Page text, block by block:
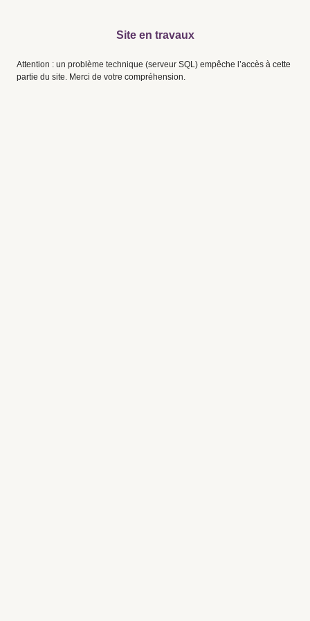
Site en travaux
Attention : un problème technique (serveur SQL) empêche l’accès à cette
partie du site. Merci de votre compréhension.